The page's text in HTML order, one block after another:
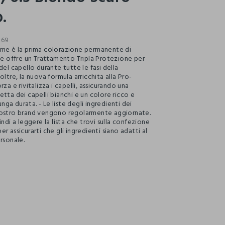
è la prima colorazione permanente di
offre un Trattamento Tripla Protezione per
capello durante tutte le fasi della
la nuova formula arricchita alla Pro-
e rivitalizza i capelli, assicurando una
dei capelli bianchi e un colore ricco e
durata. - Le liste degli ingredienti dei
brand vengono regolarmente aggiornate.
a leggere la lista che trovi sulla confezione
assicurarti che gli ingredienti siano adatti al